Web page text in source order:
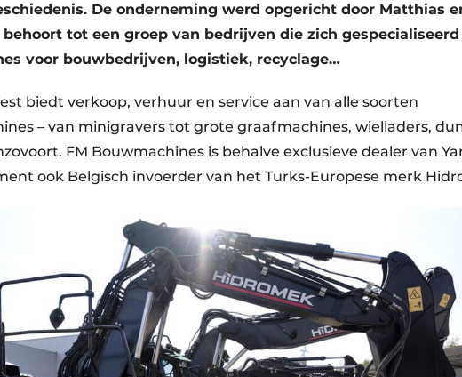
De onderneming werd opgericht door Matthias
behoort tot een groep van bedrijven die zich
voor bouwbedrijven, logistiek, recyclage…
biedt verkoop, verhuur en service aan van alle soorten
– van minigravers tot grote graafmachines, wielladers,
FM Bouwmachines is behalve exclusieve dealer van
ook Belgisch invoerder van het Turks-Europese merk